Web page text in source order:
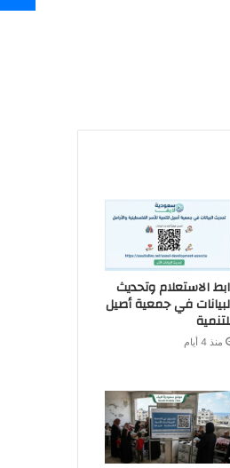
الاستعلام وتحديث
في جمعية أصيل
منذ 4 أيام